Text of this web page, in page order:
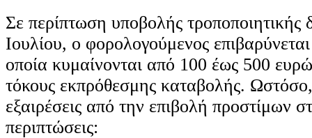
Σε περίπτωση υποβολής τροποποιητικής
Ιουλίου, ο φορολογούμενος
οποία κυμαίνονται από 100 έως 500
τόκους εκπρόθεσμης καταβολής.
εξαιρέσεις από την επιβολή προστίμων
περιπτώσεις: